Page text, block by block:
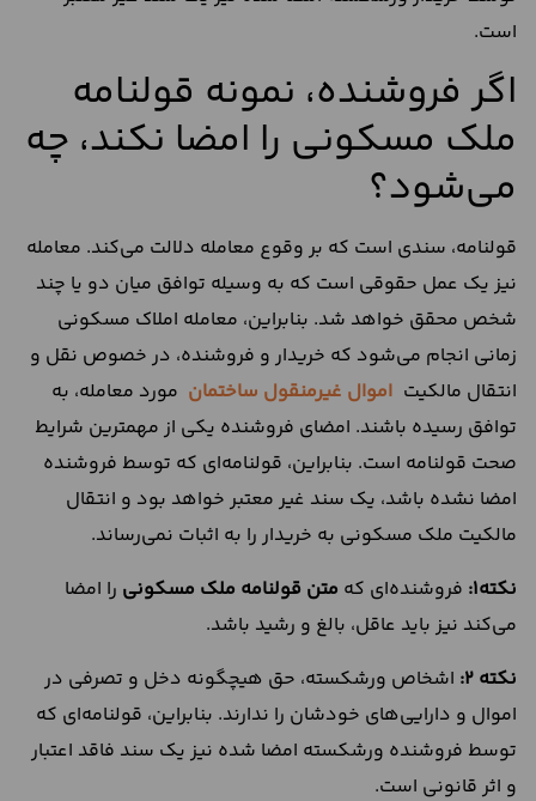
است.
اگر فروشنده، نمونه قولنامه
ملک مسکونی را امضا نکند، چه
می‌شود؟
قولنامه، سندی است که بر وقوع معامله دلالت می‌کند. معامله
نیز یک عمل حقوقی است که به وسیله توافق میان دو یا چند
شخص محقق خواهد شد. بنابراین، معامله املاک مسکونی
زمانی انجام می‌شود که خریدار و فروشنده، در خصوص نقل و
انتقال مالکیت اموال غیرمنقول ساختمان مورد معامله، به
توافق رسیده باشند. امضای فروشنده یکی از مهمترین شرایط
صحت قولنامه است. بنابراین، قولنامه‌ای که توسط فروشنده
امضا نشده باشد، یک سند غیر معتبر خواهد بود و انتقال
مالکیت ملک مسکونی به خریدار را به اثبات نمی‌رساند.
نکته1: فروشنده‌ای که متن قولنامه ملک مسکونی را امضا
می‌کند نیز باید عاقل، بالغ و رشید باشد.
نکته 2:
اشخاص ورشکسته، حق هیچگونه دخل و تصرفی در
اموال و دارایی‌های خودشان را ندارند. بنابراین، قولنامه‌ای که
توسط فروشنده ورشکسته امضا شده نیز یک سند فاقد اعتبار
و اثر قانونی است.